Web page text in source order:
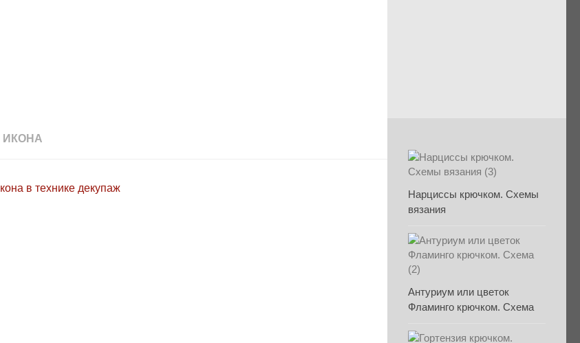
ИКОНА
Нарциссы крючком. Схемы
вязания
Антуриум или цветок
Фламинго крючком. Схема